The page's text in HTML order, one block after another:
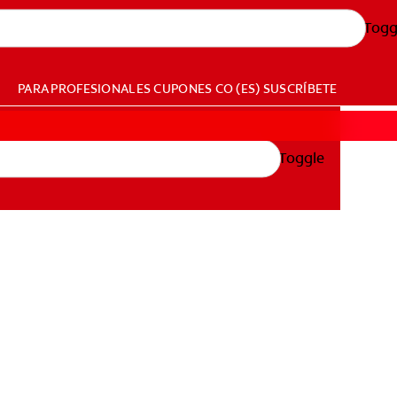
PARA PROFESIONALESCUPONES CO (ES) SUSCRÍBETE
Toggle